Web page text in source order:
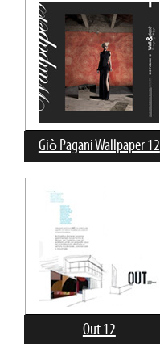
Giò Pagani Wallpaper 12
Out 12